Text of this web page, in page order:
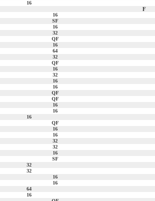
16
F
16
SF
16
32
QF
16
64
32
QF
16
32
16
16
QF
QF
16
16
16
QF
16
16
32
32
16
SF
32
32
16
16
64
16